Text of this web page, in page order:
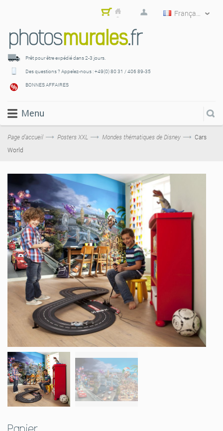
Français
Mon
er
Prêt pour être expédiédans 2-3 jours.
Des questions ? Appelez-nous :+49(0) 80 31 / 406 89-35
BONNES AFFAIRES
Menu
Page d’accueil Posters XXL Mondes thématiques de Disney
Cars
World